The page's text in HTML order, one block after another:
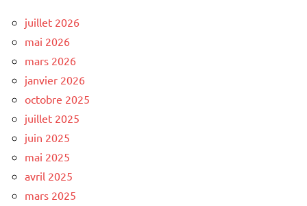
juillet 2026
mai 2026
mars 2026
janvier 2026
octobre 2025
juillet 2025
juin 2025
mai 2025
avril 2025
mars 2025